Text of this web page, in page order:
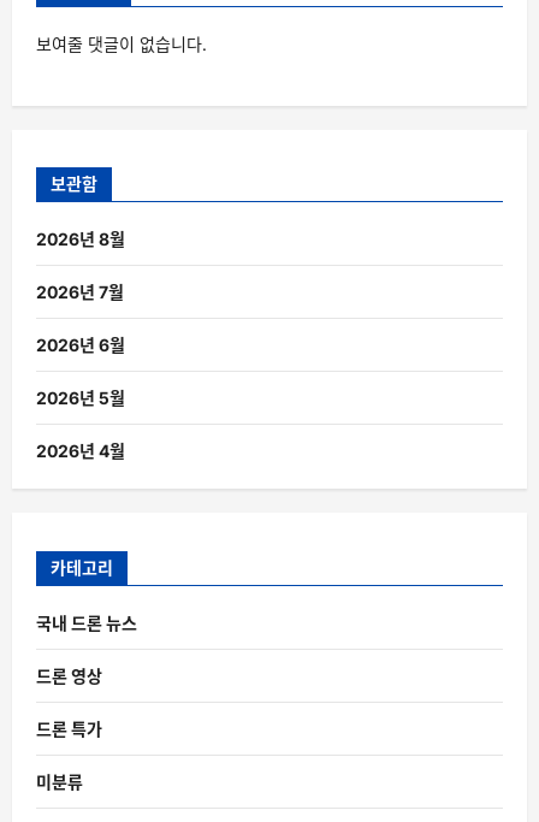
보여줄 댓글이 없습니다.
보관함
2026년 8월
2026년 7월
2026년 6월
2026년 5월
2026년 4월
카테고리
국내 드론 뉴스
드론 영상
드론 특가
미분류